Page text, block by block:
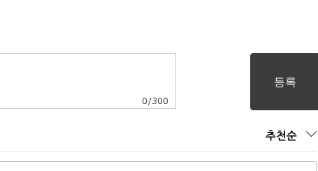
0 /300
추천순